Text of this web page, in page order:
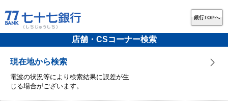
銀行TOPへ
店舗・CSコーナー検索
現在地から検索
電波の状況等により検索結果に誤差が生
じる場合がございます。